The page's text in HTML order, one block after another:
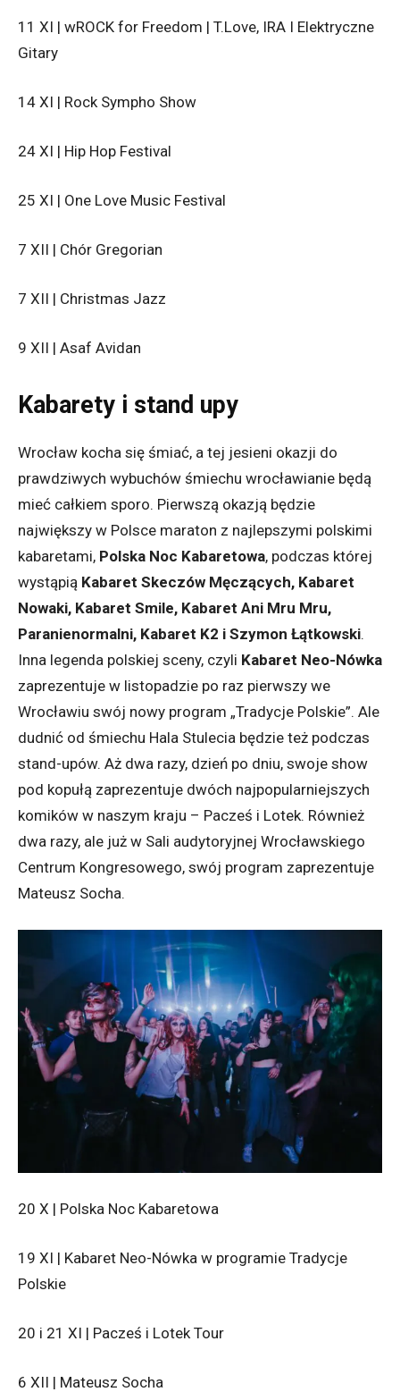
11 XI | wROCK for Freedom | T.Love, IRA I Elektryczne
Gitary
14 XI | Rock Sympho Show
24 XI | Hip Hop Festival
25 XI | One Love Music Festival
7 XII | Chór Gregorian
7 XII | Christmas Jazz
9 XII | Asaf Avidan
Kabarety i stand upy
Wrocław kocha się śmiać, a tej jesieni okazji do
prawdziwych wybuchów śmiechu wrocławianie będą
mieć całkiem sporo. Pierwszą okazją będzie
największy w Polsce maraton z najlepszymi polskimi
kabaretami, Polska Noc Kabaretowa, podczas której
wystąpią Kabaret Skeczów Męczących, Kabaret
Nowaki, Kabaret Smile, Kabaret Ani Mru Mru,
Paranienormalni, Kabaret K2 i Szymon Łątkowski.
Inna legenda polskiej sceny, czyli Kabaret Neo-Nówka
zaprezentuje w listopadzie po raz pierwszy we
Wrocławiu swój nowy program „Tradycje Polskie”. Ale
dudnić od śmiechu Hala Stulecia będzie też podczas
stand-upów. Aż dwa razy, dzień po dniu, swoje show
pod kopułą zaprezentuje dwóch najpopularniejszych
komików w naszym kraju – Pacześ i Lotek. Również
dwa razy, ale już w Sali audytoryjnej Wrocławskiego
Centrum Kongresowego, swój program zaprezentuje
Mateusz Socha.
20 X | Polska Noc Kabaretowa
19 XI | Kabaret Neo-Nówka w programie Tradycje
Polskie
20 i 21 XI | Pacześ i Lotek Tour
6 XII | Mateusz Socha